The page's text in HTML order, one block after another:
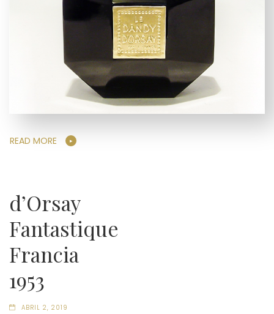
READ MORE
d’Orsay
Fantastique
Francia
1953
ABRIL 2, 2019